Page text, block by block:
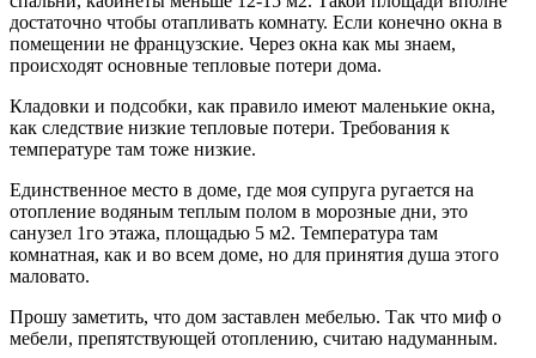
достаточно чтобы отапливать комнату. Если конечно окна в
помещении не французские. Через окна как мы знаем,
происходят основные тепловые потери дома.
Кладовки и подсобки, как правило имеют маленькие окна,
как следствие низкие тепловые потери. Требования к
температуре там тоже низкие.
Единственное место в доме, где моя супруга ругается на
отопление водяным теплым полом в морозные дни, это
санузел 1го этажа, площадью 5 м2. Температура там
комнатная, как и во всем доме, но для принятия душа этого
маловато.
Прошу заметить, что дом заставлен мебелью. Так что миф о
мебели, препятствующей отоплению, считаю надуманным.